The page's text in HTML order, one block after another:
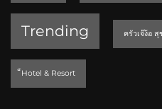
Trending ครัวเจ๊ง้อ
็Hotel & Resort